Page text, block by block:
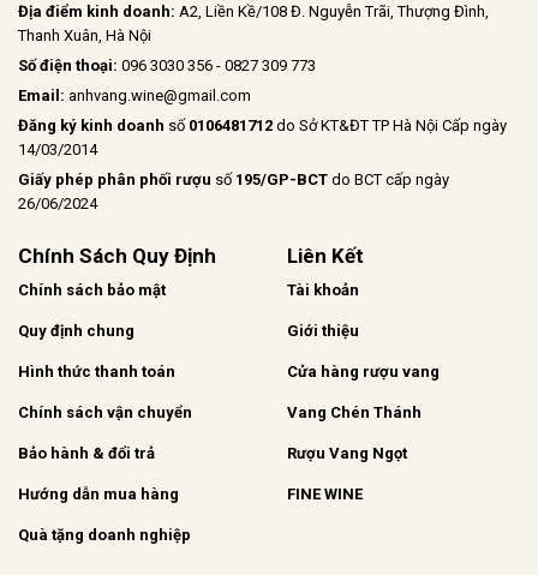
Địa điểm kinh doanh: A2, Liền Kề/108 Đ. Nguyễn Trãi, Thượng Đình,
Thanh Xuân, Hà Nội
Số điện thoại: 096 3030 356 - 0827 309 773
Email: anhvang.wine@gmail.com
Đăng ký kinh doanh số 0106481712 do Sở KT&ĐT TP Hà Nội Cấp ngày
14/03/2014
Giấy phép phân phối rượu số 195/GP-BCT do BCT cấp ngày
26/06/2024
Chính Sách Quy Định
Chính sách bảo mật
Quy định chung
Hình thức thanh toán
Chính sách vận chuyển
Bảo hành & đổi trả
Hướng dẫn mua hàng
Quà tặng doanh nghiệp
Liên Kết
Tài khoản
Giới thiệu
Cửa hàng rượu vang
Vang Chén Thánh
Rượu Vang Ngọt
FINE WINE